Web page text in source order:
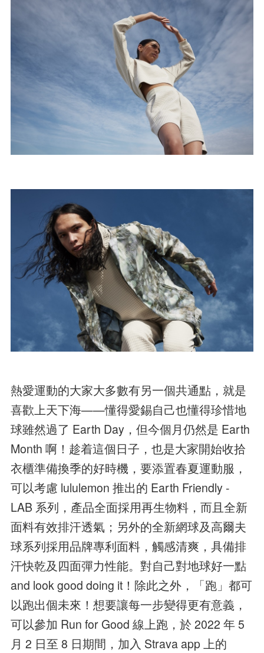
熱愛運動的大家大多數有另一個共通點，就是
喜歡上天下海——懂得愛錫自己也懂得珍惜地
球雖然過了 Earth Day，但今個月仍然是 Earth
Month 啊！趁着這個日子，也是大家開始收拾
衣櫃準備換季的好時機，要添置春夏運動服，
可以考慮 lululemon 推出的 Earth Friendly -
LAB 系列，產品全面採用再生物料，而且全新
面料有效排汗透氣；另外的全新網球及高爾夫
球系列採用品牌專利面料，觸感清爽，具備排
汗快乾及四面彈力性能。對自己對地球好一點
and look good doing it！除此之外，「跑」都可
以跑出個未來！想要讓每一步變得更有意義，
可以參加 Run for Good 線上跑，於 2022 年 5
月 2 日至 8 日期間，加入 Strava app 上的